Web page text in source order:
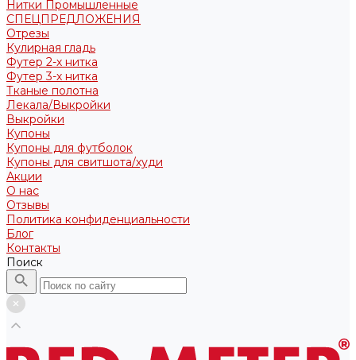
Нитки Промышленные
СПЕЦПРЕДЛОЖЕНИЯ
Отрезы
Кулирная гладь
Футер 2-х нитка
Футер 3-х нитка
Тканые полотна
Лекала/Выкройки
Выкройки
Купоны
Купоны для футболок
Купоны для свитшота/худи
Акции
О нас
Отзывы
Политика конфиденциальности
Блог
Контакты
Поиск